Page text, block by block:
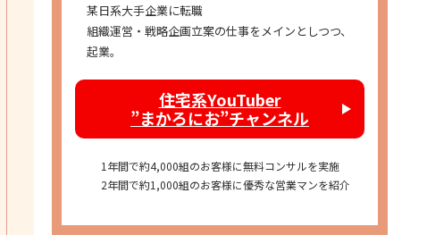
某日系大手企業に転職
組織運営・戦略企画立案の仕事をメインとしつつ、
起業。
住宅系YouTuber
”まかろにお”チャンネル
1年間で約4,000組のお客様に無料コンサルを実施
2年間で約1,000組のお客様に優秀な営業マンを紹介